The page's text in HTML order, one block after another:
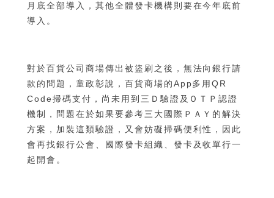
月底全部導入，其他全體發卡機構則要在今年底前
導入。
對於百貨公司商場傳出被盜刷之後，無法向銀行請
款的問題，童政彰說，百貨商場的App多用QR
Code掃碼支付，尚未用到三Ｄ驗證及ＯＴＰ認證
機制，問題在於如果要參考三大國際ＰＡＹ的解決
方案，加裝這類驗證，又會妨礙掃碼便利性，因此
會再找銀行公會、國際發卡組織、發卡及收單行一
起開會。